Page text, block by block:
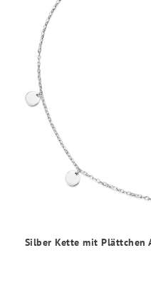
Silber Kette mit Plättchen